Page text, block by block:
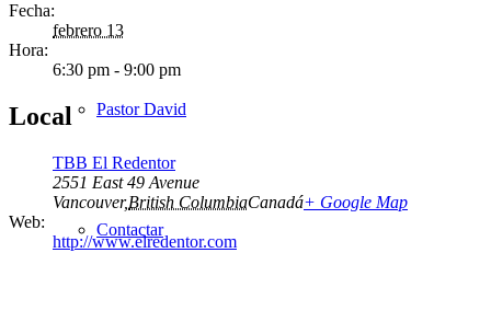
Pastor David
Contactar
Fecha:
febrero 13
Hora:
6:30 pm - 9:00 pm
Local
TBB El Redentor
2551 East 49 Avenue
Vancouver,British ColumbiaCanadá+ Google Map
Web:
http://www.elredentor.com